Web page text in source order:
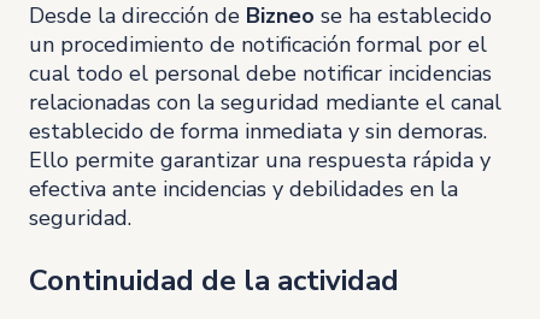
Desde la dirección de Bizneo se ha establecido
un procedimiento de notificación formal por el
cual todo el personal debe notificar incidencias
relacionadas con la seguridad mediante el canal
establecido de forma inmediata y sin demoras.
Ello permite garantizar una respuesta rápida y
efectiva ante incidencias y debilidades en la
seguridad.
Continuidad de la actividad